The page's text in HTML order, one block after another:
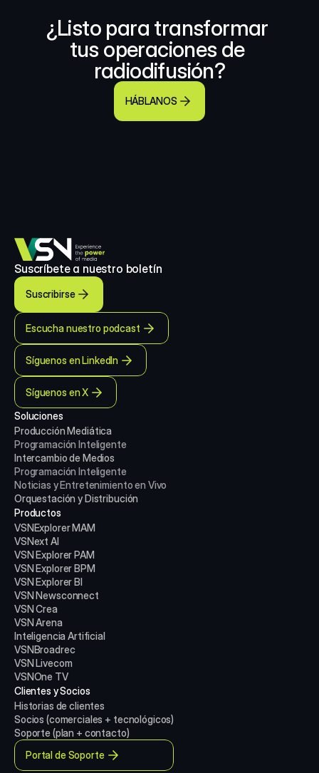
¿Listo para transformar
tus operaciones de
radiodifusión?
HÁBLANOS
Suscríbete a nuestro boletín
Suscribirse
Escucha nuestro podcast
Síguenos en LinkedIn
Síguenos en X
Soluciones
Producción Mediática
Programación Inteligente
Intercambio de Medios
Programación Inteligente
Noticias y Entretenimiento en Vivo
Orquestación y Distribución
Productos
VSNExplorer MAM
VSNext AI
VSN Explorer PAM
VSN Explorer BPM
VSN Explorer BI
VSN Newsconnect
VSN Crea
VSN Arena
Inteligencia Artificial
VSNBroadrec
VSN Livecom
VSNOne TV
Clientes y Socios
Historias de clientes
Socios (comerciales + tecnológicos)
Soporte (plan + contacto)
Portal de Soporte